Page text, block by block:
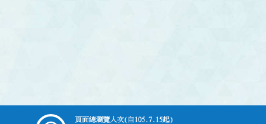
頁面總瀏覽人次(自105.7.15起)